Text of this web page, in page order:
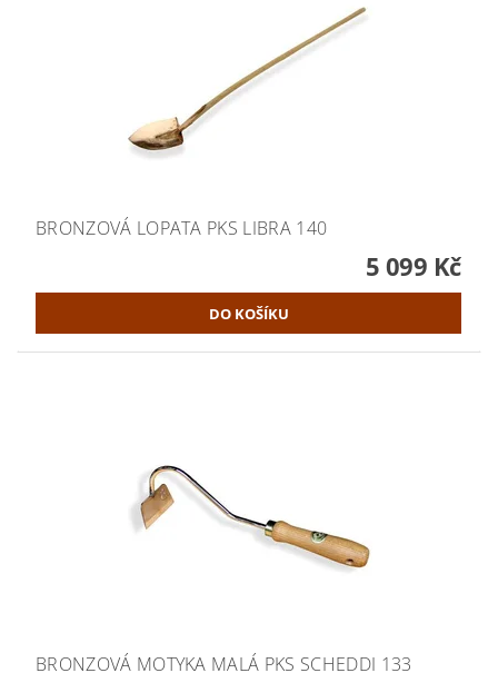
BRONZOVÁ LOPATA PKS LIBRA 140
5 099 Kč
BRONZOVÁ MOTYKA MALÁ PKS SCHEDDI 133